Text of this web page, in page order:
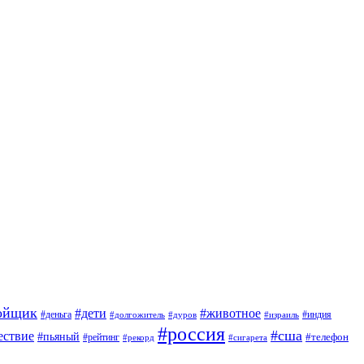
#деньга #дети #долгожитель #дуров #животное #израиль #индия
#пьяный #рейтинг #рекорд #россия #сигарета #сша #телефон